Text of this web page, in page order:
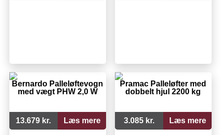
Bernardo Palleløftevogn
med vægt PHW 2,0 W
13.679 kr. Læs mere
Pramac Palleløfter med
dobbelt hjul 2200 kg
3.085 kr. Læs mere